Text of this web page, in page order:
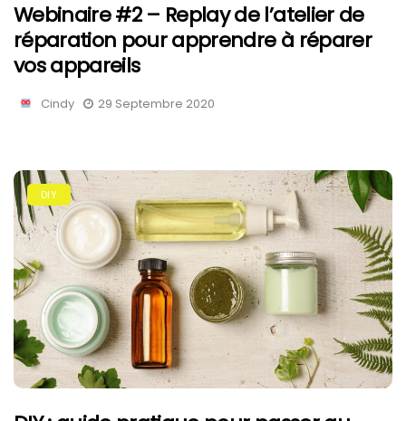
Webinaire #2 – Replay de l’atelier de
réparation pour apprendre à réparer
vos appareils
Cindy 29 Septembre 2020
DIY